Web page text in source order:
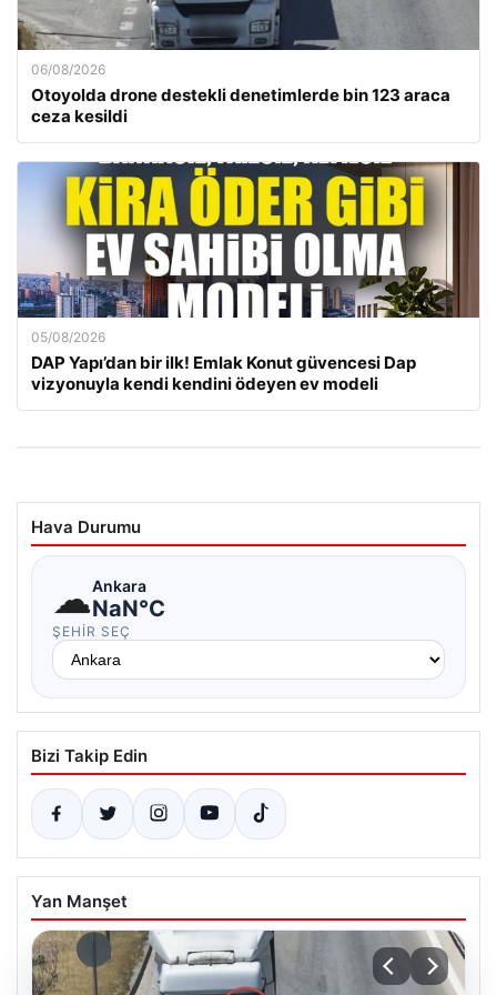
06/08/2026
Otoyolda drone destekli denetimlerde bin 123 araca
ceza kesildi
05/08/2026
DAP Yapı’dan bir ilk! Emlak Konut güvencesi Dap
vizyonuyla kendi kendini ödeyen ev modeli
Hava Durumu
☁Ankara
NaN°C
ŞEHIR SEÇ
Bizi Takip Edin
Yan Manşet